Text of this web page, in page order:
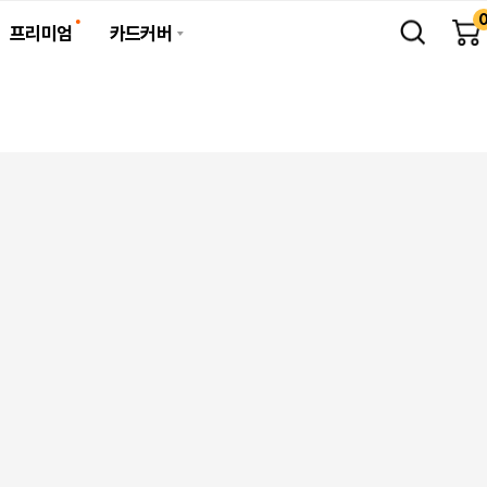
프리미엄 카드커버